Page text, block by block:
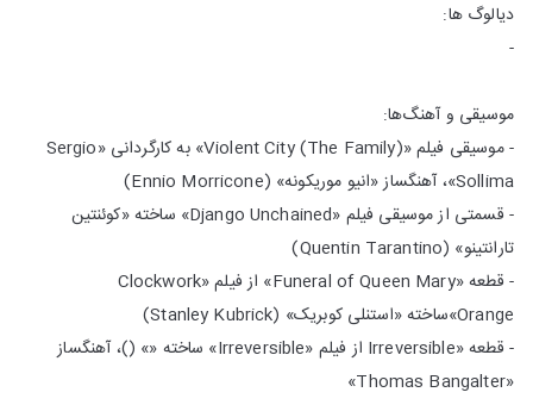
دیالوگ ها:
-
موسیقی و آهنگ‌ها:
- موسیقی فیلم «Violent City (The Family)» به کارگردانی «Sergio
Sollima»، آهنگساز «انیو موریکونه» (Ennio Morricone)
- قسمتی از موسیقی فیلم «Django Unchained» ساخته «کوئنتین
تارانتینو» (Quentin Tarantino)
- قطعه «Funeral of Queen Mary» از فیلم «Clockwork
Orange»ساخته «استنلی کوبریک» (Stanley Kubrick)
- قطعه «Irreversible از فیلم «Irreversible» ساخته «» ()، آهنگساز
«Thomas Bangalter»